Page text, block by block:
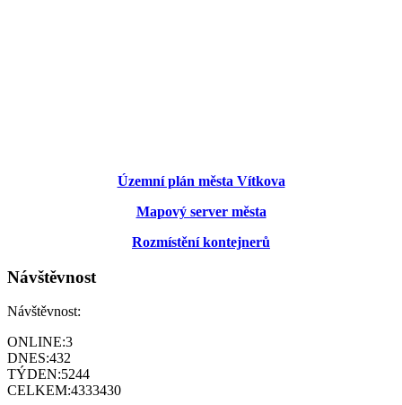
Územní plán města Vítkova
Mapový server města
Rozmístění kontejnerů
Návštěvnost
Návštěvnost:
ONLINE:3
DNES:432
TÝDEN:5244
CELKEM:4333430